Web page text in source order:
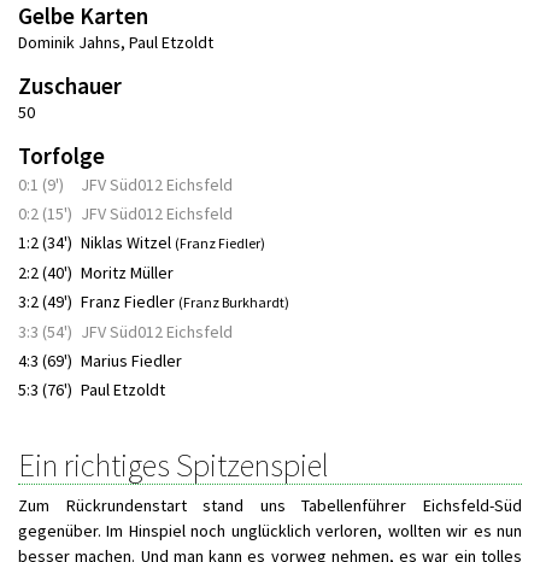
Gelbe Karten
Dominik Jahns, Paul Etzoldt
Zuschauer
50
Torfolge
0:1 (9')
JFV Süd012 Eichsfeld
0:2 (15') JFV Süd012 Eichsfeld
1:2 (34') Niklas Witzel (Franz Fiedler)
2:2 (40') Moritz Müller
3:2 (49') Franz Fiedler (Franz Burkhardt)
3:3 (54') JFV Süd012 Eichsfeld
4:3 (69') Marius Fiedler
5:3 (76') Paul Etzoldt
Ein richtiges Spitzenspiel
Zum Rückrundenstart stand uns Tabellenführer Eichsfeld-Süd
gegenüber. Im Hinspiel noch unglücklich verloren, wollten wir es nun
besser machen. Und man kann es vorweg nehmen, es war ein tolles